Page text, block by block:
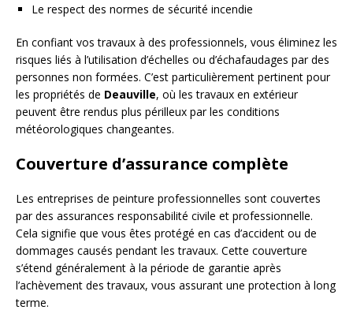
Le respect des normes de sécurité incendie
En confiant vos travaux à des professionnels, vous éliminez les
risques liés à l’utilisation d’échelles ou d’échafaudages par des
personnes non formées. C’est particulièrement pertinent pour
les propriétés de Deauville, où les travaux en extérieur
peuvent être rendus plus périlleux par les conditions
météorologiques changeantes.
Couverture d’assurance complète
Les entreprises de peinture professionnelles sont couvertes
par des assurances responsabilité civile et professionnelle.
Cela signifie que vous êtes protégé en cas d’accident ou de
dommages causés pendant les travaux. Cette couverture
s’étend généralement à la période de garantie après
l’achèvement des travaux, vous assurant une protection à long
terme.